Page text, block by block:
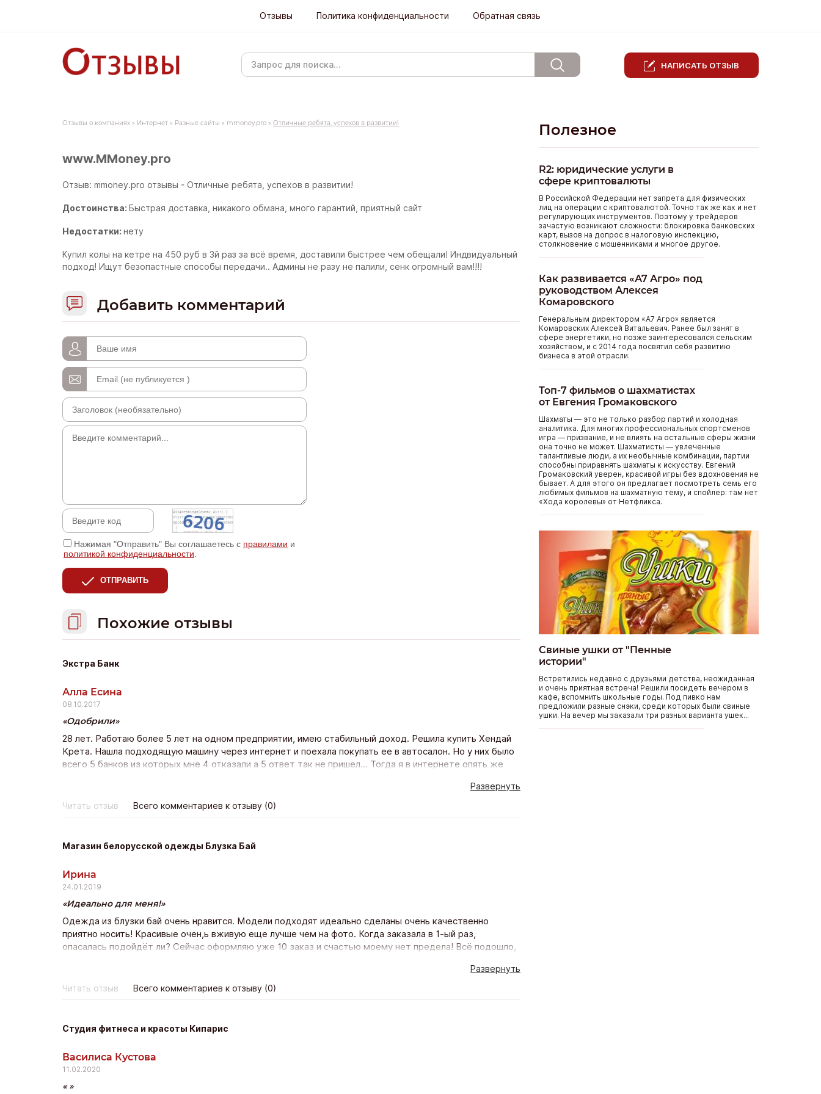
Отзывы Политика конфиденциальности Обратная связь
НАПИСАТЬ ОТЗЫВ
Отзывы о компаниях » Интернет » Разные сайты » mmoney.pro » Отличные ребята, успехов в развитии!
www.MMoney.pro
Отзыв: mmoney.pro отзывы - Отличные ребята, успехов в развитии!
Достоинства: Быстрая доставка, никакого обмана, много гарантий, приятный сайт
Недостатки: нету
Купил колы на кетре на 450 руб в 3й раз за всё время, доставили быстрее чем обещали! Индвидуальный
подход! Ищут безопастные способы передачи.. Админы не разу не палили, сенк огромный вам!!!!
Добавить комментарий
Нажимая "Отправить" Вы соглашаетесь с правилами и
политикой конфиденциальности
ОТПРАВИТЬ
Похожие отзывы
Экстра Банк
Алла Есина
08.10.2017
Одобрили
28 лет. Работаю более 5 лет на одном предприятии, имею стабильный доход. Решила купить Хендай
Крета. Нашла подходящую машину через интернет и поехала покупать ее в автосалон. Но у них было
всего 5 банков из которых мне 4 отказали а 5 ответ так не пришел… Тогда я в интернете опять же
только с Экстра банка с других даже не перезвонили. Предложили программу кредитования на 5 лет
со страховкой дсаго на авто (это расширенный пакет осаго). Оформила кредит одним днем поехала и
Развернуть
Читать отзыв
Всего комментариев к отзыву (0)
Магазин белорусской одежды Блузка Бай
Ирина
24.01.2019
Идеально для меня!
Одежда из блузки бай очень нравится. Модели подходят идеально сделаны очень качественно
приятно носить! Красивые очен,ь вживую еще лучше чем на фото. Когда заказала в 1-ый раз,
опасалась подойдёт ли? Сейчас оформляю уже 10 заказ и счастью моему нет предела! Всё подошло,
Развернуть
Читать отзыв
Всего комментариев к отзыву (0)
Студия фитнеса и красоты Кипарис
Василиса Кустова
11.02.2020
Полезное
R2: юридические услуги в
сфере криптовалюты
В Российской Федерации нет запрета для физических
лиц на операции с криптовалютой. Точно так же как и нет
регулирующих инструментов. Поэтому у трейдеров
зачастую возникают сложности: блокировка банковских
карт, вызов на допрос в налоговую инспекцию,
столкновение с мошенниками и многое другое.
Как развивается «А7 Агро» под
руководством Алексея
Комаровского
Генеральным директором «А7 Агро» является
Комаровских Алексей Витальевич. Ранее был занят в
сфере энергетики, но позже заинтересовался сельским
хозяйством, и с 2014 года посвятил себя развитию
бизнеса в этой отрасли.
Топ-7 фильмов о шахматистах
от Евгения Громаковского
Шахматы — это не только разбор партий и холодная
аналитика. Для многих профессиональных спортсменов
игра — призвание, и не влиять на остальные сферы жизни
она точно не может. Шахматисты — увлеченные
талантливые люди, а их необычные комбинации, партии
способны приравнять шахматы к искусству. Евгений
Громаковский уверен, красивой игры без вдохновения не
бывает. А для этого он предлагает посмотреть семь его
любимых фильмов на шахматную тему, и спойлер: там нет
«Хода королевы» от Нетфликса.
Свиные ушки от "Пенные
истории"
Встретились недавно с друзьями детства, неожиданная
и очень приятная встреча! Решили посидеть вечером в
кафе, вспомнить школьные годы. Под пивко нам
предложили разные снэки, среди которых были свиные
ушки. На вечер мы заказали три разных варианта ушек...